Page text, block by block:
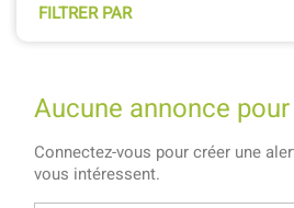
FILTRER PAR
Aucune annonce
Connectez-vous pour créer une
vous intéressent.